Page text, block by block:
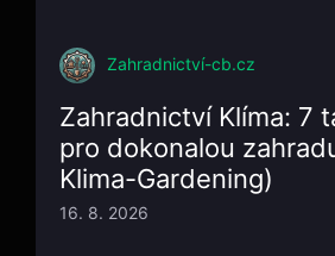
Zahradnictví-cb.cz
Zahradnictví Klíma: 7
pro dokonalou
Klima-Gardening)
16. 8. 2026